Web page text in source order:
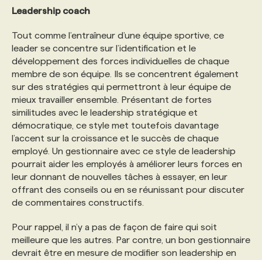
Leadership coach
Tout comme l’entraîneur d’une équipe sportive, ce
leader se concentre sur l’identification et le
développement des forces individuelles de chaque
membre de son équipe. Ils se concentrent également
sur des stratégies qui permettront à leur équipe de
mieux travailler ensemble. Présentant de fortes
similitudes avec le leadership stratégique et
démocratique, ce style met toutefois davantage
l’accent sur la croissance et le succès de chaque
employé. Un gestionnaire avec ce style de leadership
pourrait aider les employés à améliorer leurs forces en
leur donnant de nouvelles tâches à essayer, en leur
offrant des conseils ou en se réunissant pour discuter
de commentaires constructifs.
Pour rappel, il n’y a pas de façon de faire qui soit
meilleure que les autres. Par contre, un bon gestionnaire
devrait être en mesure de modifier son leadership en